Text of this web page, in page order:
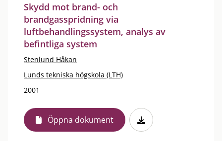
Skydd mot brand- och
brandgasspridning via
luftbehandlingssystem, analys av
befintliga system
Stenlund Håkan
Lunds tekniska högskola (LTH)
2001
Öppna dokument